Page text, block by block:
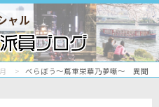
ャル
べらぼう～蔦重栄華乃夢噺～